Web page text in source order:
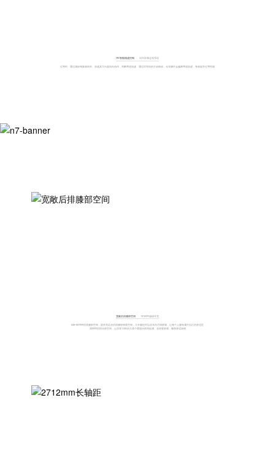
ITC智能循迹控制 倒车影像监视系统
过弯时，通过感应驾驶者刹车、加速及方向盘转向动作，判断弯道轨迹，通过对车轮的主动制动，令车辆不会偏离弯道轨迹，有效提升过弯性能
宽敞后排膝部空间 1815mm越级车宽
646~907mm后排膝部空间，提供充足的后排膝部伸展空间，大长腿也可以在车内尽情舒展，让每个人都有属于自己的舒适区
220mm后排头部空间，让后排1.8米的大高个摆脱头部局促感，坐得更舒展，畅享舒适旅程